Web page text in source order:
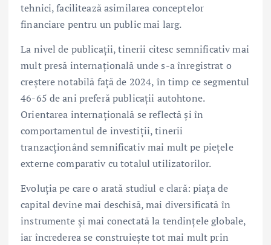
tehnici, facilitează asimilarea conceptelor
financiare pentru un public mai larg.
La nivel de publicații, tinerii citesc semnificativ mai
mult presă internațională unde s-a înregistrat o
creștere notabilă față de 2024, în timp ce segmentul
46-65 de ani preferă publicații autohtone.
Orientarea internațională se reflectă și în
comportamentul de investiții, tinerii
tranzacționând semnificativ mai mult pe piețele
externe comparativ cu totalul utilizatorilor.
Evoluția pe care o arată studiul e clară: piața de
capital devine mai deschisă, mai diversificată în
instrumente și mai conectată la tendințele globale,
iar încrederea se construiește tot mai mult prin